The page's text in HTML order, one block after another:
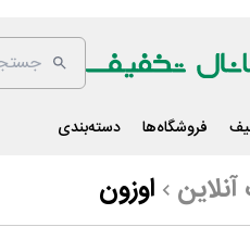
فروشگاه‌ها دسته‌بندی
اوزون